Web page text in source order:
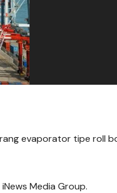
evaporator tipe roll
Media Group.